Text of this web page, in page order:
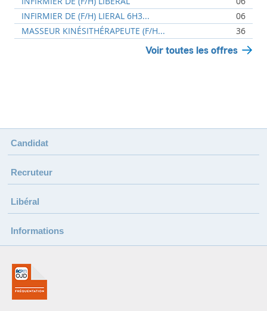
INFIRMIER DE (F/H) LIERAL 6H3...
06
MASSEUR KINÉSITHÉRAPEUTE (F/H...
36
Voir toutes les offres
Candidat
Recruteur
Libéral
Informations